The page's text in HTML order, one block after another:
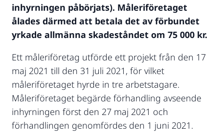
inhyrningen påbörjats). Måleriföretaget
ålades därmed att betala det av förbundet
yrkade allmänna skadeståndet om 75 000 kr.
Ett måleriföretag utförde ett projekt från den 17
maj 2021 till den 31 juli 2021, för vilket
måleriföretaget hyrde in tre arbetstagare.
Måleriföretaget begärde förhandling avseende
inhyrningen först den 27 maj 2021 och
förhandlingen genomfördes den 1 juni 2021.